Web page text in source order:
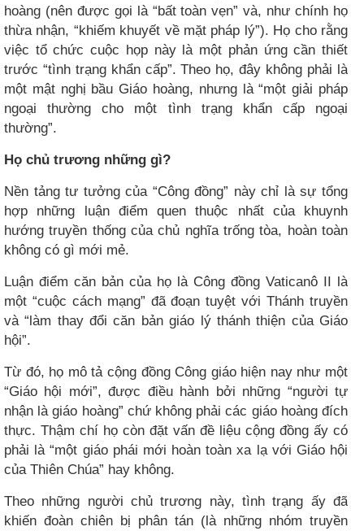
hoàng (nên được gọi là “bất toàn vẹn” và, như chính họ
thừa nhận, “khiếm khuyết về mặt pháp lý”). Họ cho rằng
việc tổ chức cuộc họp này là một phản ứng cần thiết
trước “tình trạng khẩn cấp”. Theo họ, đây không phải là
một mật nghị bầu Giáo hoàng, nhưng là “một giải pháp
ngoại thường cho một tình trạng khẩn cấp ngoại
thường”.
Họ chủ trương những gì?
Nền tảng tư tưởng của “Công đồng” này chỉ là sự tổng
hợp những luận điểm quen thuộc nhất của khuynh
hướng truyền thống của chủ nghĩa trống tòa, hoàn toàn
không có gì mới mẻ.
Luận điểm căn bản của họ là Công đồng Vaticanô II là
một “cuộc cách mạng” đã đoạn tuyệt với Thánh truyền
và “làm thay đổi căn bản giáo lý thánh thiện của Giáo
hội”.
Từ đó, họ mô tả cộng đồng Công giáo hiện nay như một
“Giáo hội mới”, được điều hành bởi những “người tự
nhận là giáo hoàng” chứ không phải các giáo hoàng đích
thực. Thậm chí họ còn đặt vấn đề liệu cộng đồng ấy có
phải là “một giáo phái mới hoàn toàn xa lạ với Giáo hội
của Thiên Chúa” hay không.
Theo những người chủ trương này, tình trạng ấy đã
khiến đoàn chiên bị phân tán (là những nhóm truyền